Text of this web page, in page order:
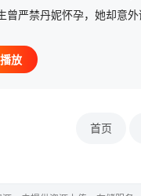
放
首页